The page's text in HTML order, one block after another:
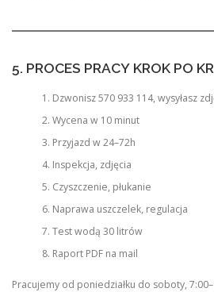
5. PROCES PRACY KROK PO
Dzwonisz 570 933 114, wysyłasz
Wycena w 10 minut
Przyjazd w 24–72h
Inspekcja, zdjęcia
Czyszczenie, płukanie
Naprawa uszczelek, regulacja
Test wodą 30 litrów
Raport PDF na mail
Pracujemy od poniedziałku do soboty,